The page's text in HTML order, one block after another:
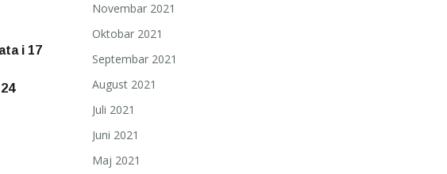
i 17
Novembar 2021
Oktobar 2021
Septembar 2021
August 2021
Juli 2021
Juni 2021
Maj 2021